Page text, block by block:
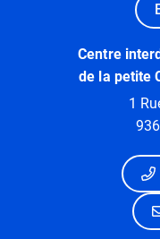
Centre
de la petite
1